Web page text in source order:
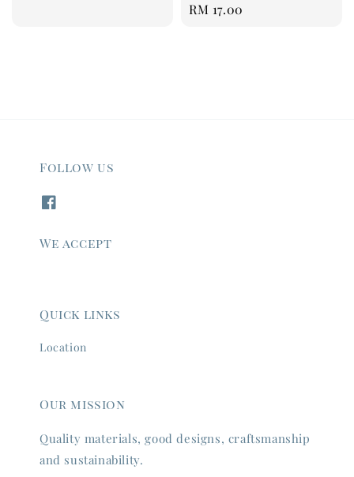
Regular
RM 17.00
Follow us
We accept
Quick links
Location
Our mission
Quality materials, good designs, craftsmanship
and sustainability.